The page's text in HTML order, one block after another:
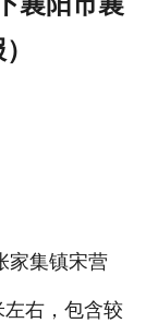
美食
家集镇宋营
右，包含较